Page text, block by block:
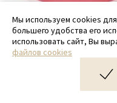
Мы используем cookies
большего удобства его
использовать сайт, Вы
файлов cookies